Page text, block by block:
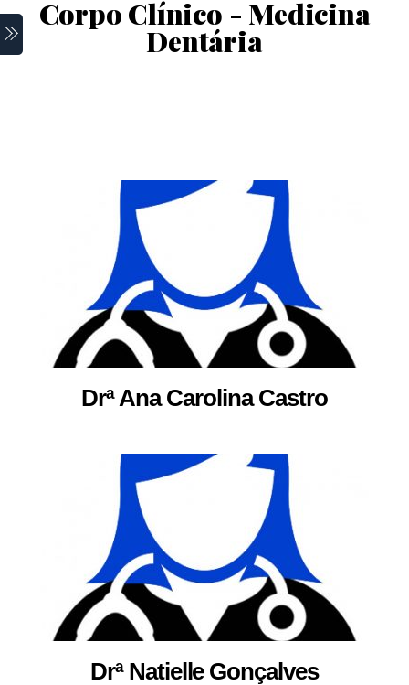
Skip
to
content
Corpo Clínico - Medicina
Dentária
Drª Ana Carolina Castro
Drª Natielle Gonçalves